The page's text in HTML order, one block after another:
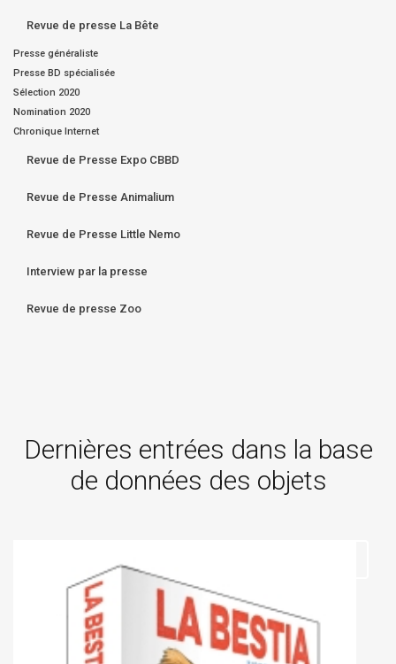
Revue de presse La Bête
Presse généraliste
Presse BD spécialisée
Sélection 2020
Nomination 2020
Chronique Internet
Revue de Presse Expo CBBD
Revue de Presse Animalium
Revue de Presse Little Nemo
Interview par la presse
Revue de presse Zoo
Dernières entrées dans la base
de données des objets